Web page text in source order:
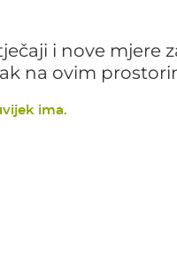
i nove mjere
na ovim
ima.